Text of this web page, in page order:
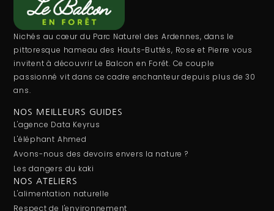
Nichés au cœur du Parc Naturel des Ardennes, dans le
pittoresque hameau des Hauts-Buttés, Rose et Pierre vous
invitent à découvrir Le Balcon en Forêt. Ce couple
passionné vit dans ce cadre enchanteur depuis plus de 30
ans.
NOS MEILLEURS GUIDES
L'agence Data Keyrus
L'éléphant Ahmed
Avons-nous des devoirs envers la nature ?
Les dangers du kaki
NOS ATELIERS
L'alimentation naturelle
Respect de l'environnement